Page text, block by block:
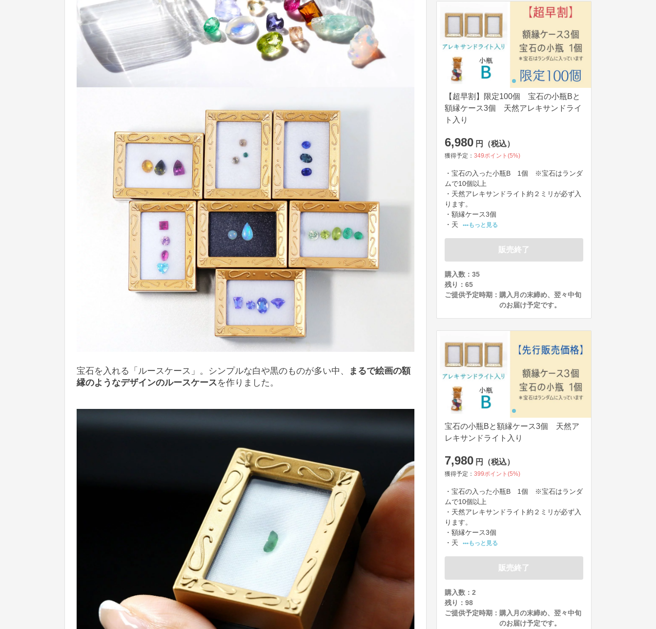
宝石を入れる「ルースケース」。シンプルな白や黒のものが多い中、
まるで絵画の額
縁のようなデザインのルースケースを作りました。
【超早割】限定100個 宝石の小瓶Bと
額縁ケース3個 天然アレキサンドライ
ト入り
6,980 円（税込）
獲得予定： 349ポイント(5%)
・宝石の入った小瓶B　1個　※宝石はランダ
ムで10個以上
・天然アレキサンドライト約２ミリが必ず入
ります。
・額縁ケース3個
・天
•••もっと見る
販売終了
購入数：35
残り： 65
ご提供予定時期： 購入月の末締め、翌々中旬
のお届け予定です。
宝石の小瓶Bと額縁ケース3個 天然ア
レキサンドライト入り
7,980 円（税込）
獲得予定： 399ポイント(5%)
・宝石の入った小瓶B　1個　※宝石はランダ
ムで10個以上
・天然アレキサンドライト約２ミリが必ず入
ります。
・額縁ケース3個
・天
•••もっと見る
販売終了
購入数：2
残り： 98
ご提供予定時期： 購入月の末締め、翌々中旬
のお届け予定です。